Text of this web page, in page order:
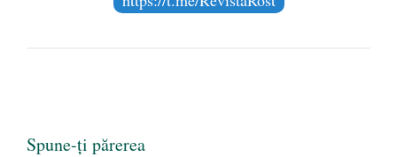
Spune-ți părerea